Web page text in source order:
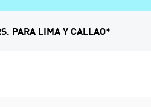
PARA LIMA Y CALLAO*